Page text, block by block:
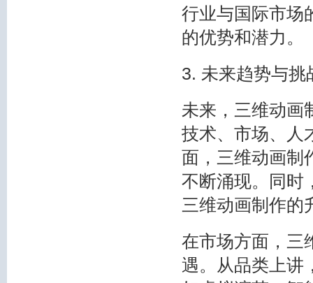
行业与国际市场
的优势和潜力。
3. 未来趋势与挑
未来，三维动画
技术、市场、人
面，三维动画制
不断涌现。同时
三维动画制作的
在市场方面，三
遇。从品类上讲